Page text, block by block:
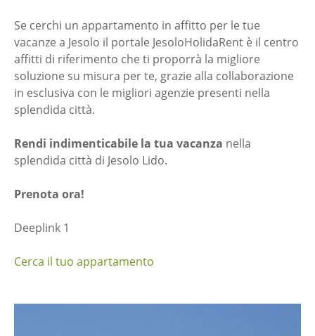
Se cerchi un appartamento in affitto per le tue
vacanze a Jesolo il portale JesoloHolidaRent è il centro
affitti di riferimento che ti proporrà la migliore
soluzione su misura per te, grazie alla collaborazione
in esclusiva con le migliori agenzie presenti nella
splendida città.
Rendi indimenticabile la tua vacanza nella
splendida città di Jesolo Lido.
Prenota ora!
Deeplink 1
Cerca il tuo appartamento